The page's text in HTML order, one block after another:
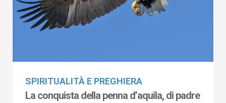
SPIRITUALITÀ E PREGHIERA
La conquista della penna d’aquila, di padre